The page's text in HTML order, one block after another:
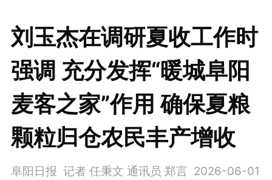
刘玉杰在调研夏收工作时
强调 充分发挥“暖城阜阳
麦客之家”作用 确保夏粮
颗粒归仓农民丰产增收
阜阳日报 记者 任秉文 通讯员 郑言 2026-06-01